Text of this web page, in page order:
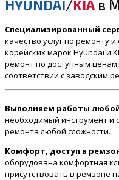
HYUNDAI/KIA в
Специализированный
качество услуг по ремонту
корейских марок Hyundai и
ремонт по доступным
соответствии с заводским
Выполняем работы
необходимый инструмент и
ремонта любой сложности.
Комфорт, доступ в
оборудована комфортная
присутствовать в ремзоне